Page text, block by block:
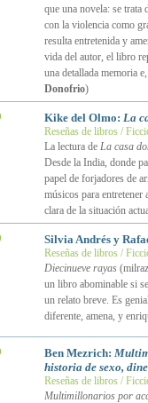
que una novela: se
con la violencia como
resulta entretenida y
vida del autor, el libro
una detallada memoria
Donofrio)
Kike del Olmo: La
Reseñas de libros /
La lectura de La casa
Desde la India, donde
papel de forjadores de
músicos para
clara de la situación
Silvia Andrés y
Reseñas de libros /
Diecinueve rayas
un libro abominable si
un relato breve. Es
diferente, amena, y
Ben Mezrich:
historia de sexo,
Reseñas de libros /
Multimillonarios por